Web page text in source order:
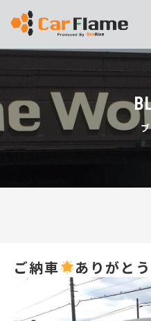
ご納車 ありがと